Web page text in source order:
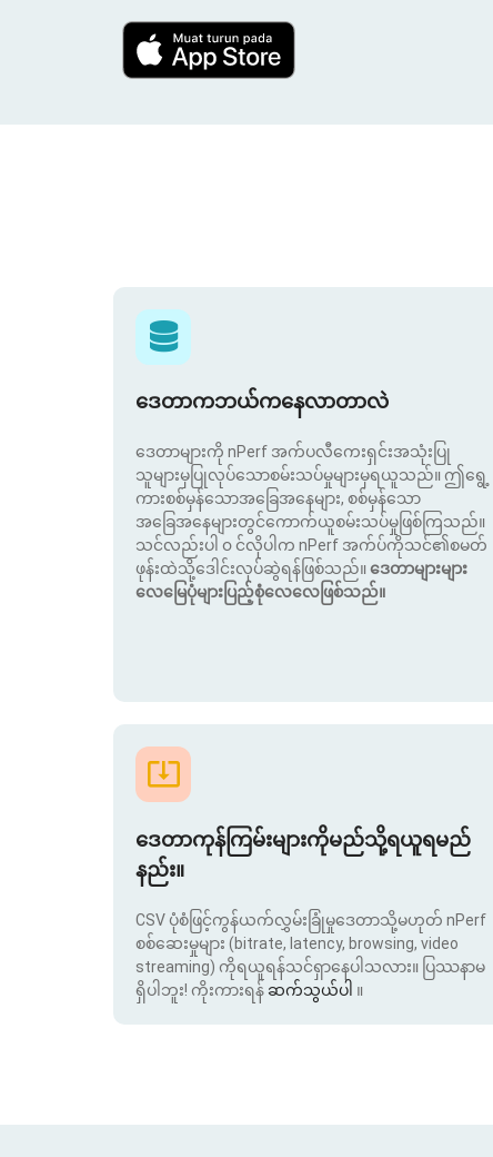
ဒေတာကဘယ်ကနေလာတာလဲ
ဒေတာများကို nPerf အက်ပလီကေးရှင်းအသုံးပြု
သူများမှပြုလုပ်သောစမ်းသပ်မှုများမှရယူသည်။ ဤရွေ့
ကားစစ်မှန်သောအခြေအနေများ, စစ်မှန်သော
အခြေအနေများတွင်ကောက်ယူစမ်းသပ်မှုဖြစ်ကြသည်။
သင်လည်းပါ ၀ င်လိုပါက nPerf အက်ပ်ကိုသင်၏စမတ်
ဖုန်းထဲသို့ဒေါင်းလုပ်ဆွဲရန်ဖြစ်သည်။ဒေတာများများ
လေမြေပုံများပြည့်စုံလေလေဖြစ်သည်။
ဒေတာကုန်ကြမ်းများကိုမည်သို့ရယူရမည်
နည်း။
CSV ပုံစံဖြင့်ကွန်ယက်လွှမ်းခြုံမှုဒေတာသို့မဟုတ် nPerf
စစ်ဆေးမှုများ (bitrate, latency, browsing, video
streaming) ကိုရယူရန်သင်ရှာနေပါသလား။ ပြဿနာမ
ရှိပါဘူး! ကိုးကားရန်ဆက်သွယ်ပါ ။